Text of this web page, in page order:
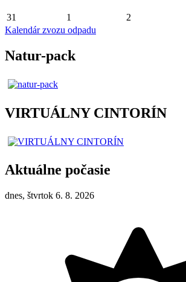
31 1 2
Kalendár zvozu odpadu
Natur-pack
VIRTUÁLNY CINTORÍN
Aktuálne počasie
dnes, štvrtok 6. 8. 2026